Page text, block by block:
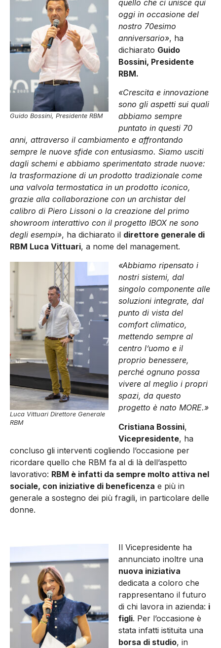
Guido Bossini, Presidente RBM
quello che ci unisce qui
oggi in occasione del
nostro 70esimo
anniversario», ha
dichiarato Guido
Bossini, Presidente
RBM.
«Crescita e innovazione
sono gli aspetti sui quali
abbiamo sempre
puntato in questi 70
anni, attraverso il cambiamento e affrontando
sempre le nuove sfide con entusiasmo. Siamo usciti
dagli schemi e abbiamo sperimentato strade nuove:
la trasformazione di un prodotto tradizionale come
una valvola termostatica in un prodotto iconico,
grazie alla collaborazione con un archistar del
calibro di Piero Lissoni o la creazione del primo
showroom interattivo con il progetto IBOX ne sono
degli esempi», ha dichiarato il direttore generale di
RBM Luca Vittuari, a nome del management.
Luca Vittuari Direttore Generale
RBM
«Abbiamo ripensato i
nostri sistemi, dal
singolo componente alle
soluzioni integrate, dal
punto di vista del
comfort climatico,
mettendo sempre al
centro l’uomo e il
proprio benessere,
perché ognuno possa
vivere al meglio i propri
spazi, da questo
progetto è nato MORE.»
Cristiana Bossini,
Vicepresidente, ha
concluso gli interventi cogliendo l’occasione per
ricordare quello che RBM fa al di là dell’aspetto
lavorativo: RBM è infatti da sempre molto attiva nel
sociale, con iniziative di beneficenza e più in
generale a sostegno dei più fragili, in particolare delle
donne.
Il Vicepresidente ha
annunciato inoltre una
nuova iniziativa
dedicata a coloro che
rappresentano il futuro
di chi lavora in azienda: i
figli. Per l’occasione è
stata infatti istituita una
borsa di studio, in